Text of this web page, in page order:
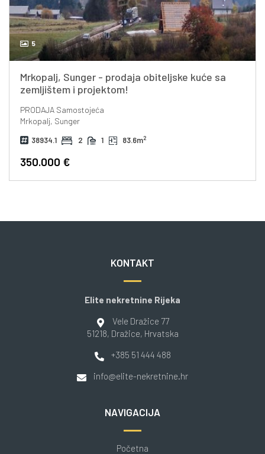
5
Mrkopalj, Sunger - prodaja obiteljske kuće sa
zemljištem i projektom!
PRODAJASamostojeća
Mrkopalj, Sunger
38934.1 2 1 83.6m2
350.000 €
KONTAKT
Elite nekretnine Rijeka
Vele Dražice 77
51218, Dražice, Hrvatska
+385 51 444 488
info@elite-nekretnine.hr
NAVIGACIJA
Početna